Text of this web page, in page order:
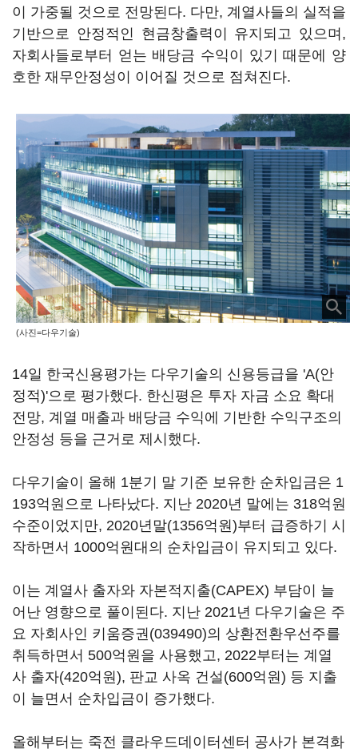
이 가중될 것으로 전망된다. 다만, 계열사들의 실적을
기반으로 안정적인 현금창출력이 유지되고 있으며,
자회사들로부터 얻는 배당금 수익이 있기 때문에 양
호한 재무안정성이 이어질 것으로 점쳐진다.
(사진=다우기술)
14일 한국신용평가는 다우기술의 신용등급을 'A(안
정적)'으로 평가했다. 한신평은 투자 자금 소요 확대
전망, 계열 매출과 배당금 수익에 기반한 수익구조의
안정성 등을 근거로 제시했다.
다우기술이 올해 1분기 말 기준 보유한 순차입금은 1
193억원으로 나타났다. 지난 2020년 말에는 318억원
수준이었지만, 2020년말(1356억원)부터 급증하기 시
작하면서 1000억원대의 순차입금이 유지되고 있다.
이는 계열사 출자와 자본적지출(CAPEX) 부담이 늘
어난 영향으로 풀이된다. 지난 2021년 다우기술은 주
요 자회사인 키움증권(039490)의 상환전환우선주를
취득하면서 500억원을 사용했고, 2022부터는 계열
사 출자(420억원), 판교 사옥 건설(600억원) 등 지출
이 늘면서 순차입금이 증가했다.
올해부터는 죽전 클라우드데이터센터 공사가 본격화